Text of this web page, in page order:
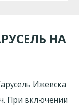
НА
Ижевска
При включении